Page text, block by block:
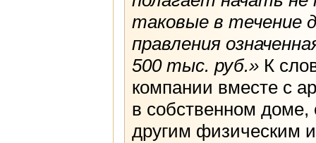
таковые в течение
правления
500 тыс. руб.» К
компании вместе с
в собственном
другим физическим